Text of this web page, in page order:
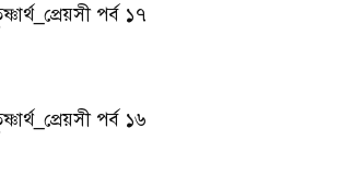
পর্ব ১৭
পর্ব ১৬